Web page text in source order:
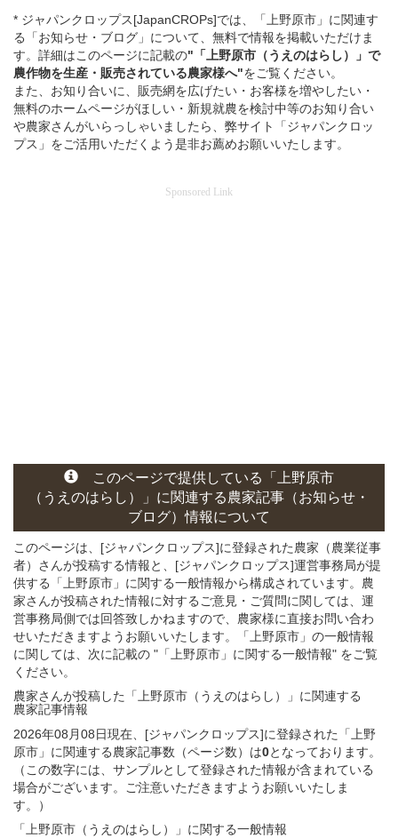
* ジャパンクロップス[JapanCROPs]では、「上野原市」に関連す
る「お知らせ・ブログ」について、無料で情報を掲載いただけま
す。詳細はこのページに記載の"「上野原市（うえのはらし）」 で
農作物を生産・販売されている農家様へ"をご覧ください。
また、お知り合いに、販売網を広げたい・お客様を増やしたい・
無料のホームページがほしい・新規就農を検討中等のお知り合い
や農家さんがいらっしゃいましたら、弊サイト「ジャパンクロッ
プス」をご活用いただくよう是非お薦めお願いいたします。
Sponsored Link
このページで提供している
「上野原市
（うえのはらし）」 に関連する農家記事（お知らせ・
ブログ）情報について
このページは、[ジャパンクロップス]に登録された農家（農業従事
者）さんが投稿する情報と、[ジャパンクロップス]運営事務局が提
供する「上野原市」に関する一般情報から構成されています。農
家さんが投稿された情報に対するご意見・ご質問に関しては、運
営事務局側では回答致しかねますので、農家様に直接お問い合わ
せいただきますようお願いいたします。「上野原市」の一般情報
に関しては、次に記載の "「上野原市」に関する一般情報" をご覧
ください。
農家さんが投稿した「上野原市（うえのはらし）」 に関連する
農家記事情報
2026年08月08日現在、[ジャパンクロップス]に登録された「上野
原市」に関連する農家記事数（ページ数）は0となっております。
（この数字には、サンプルとして登録された情報が含まれている
場合がございます。ご注意いただきますようお願いいたしま
す。）
「上野原市（うえのはらし）」 に関する一般情報